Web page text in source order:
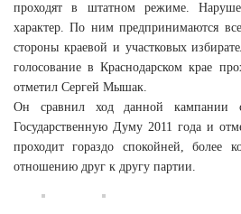
проходят в штатном режиме.
характер. По ним предпринимаются
стороны краевой и участковых
голосование в Краснодарском крае
отметил Сергей Мышак.
Он сравнил ход данной кампании
Государственную Думу 2011 года и
проходит гораздо спокойней, более
отношению друг к другу партии.